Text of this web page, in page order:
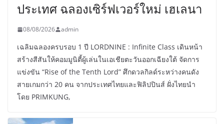
ประเทศ ฉลองเซิร์ฟเวอร์ใหม่ เฮเลนา
08/08/2026 admin
เฉลิมฉลองครบรอบ 1 ปี LORDNINE : Infinite Class เดินหน้า
สร้างสีสันให้คอมมูนิตี้ผู้เล่นในเอเชียตะวันออกเฉียงใต้ จัดการ
แข่งขัน “Rise of the Tenth Lord” ศึกดวลกิลด์ระหว่างคนดัง
สายเกมกว่า 20 คน จากประเทศไทยและฟิลิปปินส์ ฝั่งไทยนำ
โดย PRIMKUNG,